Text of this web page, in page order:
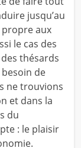
jusqu’au
propre aux
le cas des
thésards
de
ne trouvions
et dans la
du
: le plaisir